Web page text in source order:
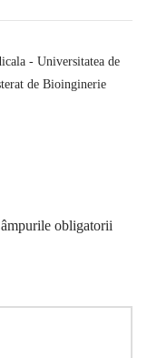
- Universitatea de
de Bioinginerie
obligatorii